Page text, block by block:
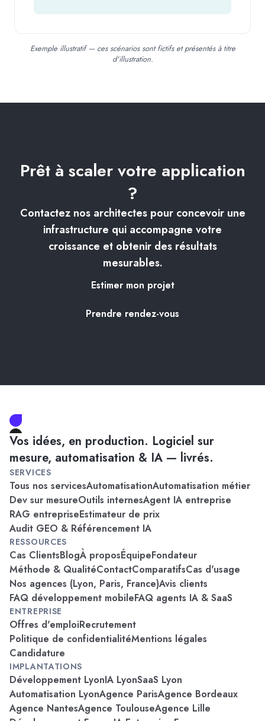
Exemple illustratif — ces scénarios sont fictifs et présentés à titre
d'illustration.
Prêt à scaler votre application
?
Contactez nos architectes pour concevoir une
infrastructure qui accompagne votre
croissance et obtenir des résultats
mesurables.
Estimer mon projet
Prendre rendez-vous
Vos idées, en production. Logiciel sur
mesure, automatisation & IA — livrés.
SERVICES
Tous nos servicesAutomatisationAutomatisation métier
Dev sur mesureOutils internesAgent IA entreprise
RAG entrepriseEstimateur de prix
Audit GEO & Référencement IA
RESSOURCES
Cas ClientsBlogÀ proposÉquipeFondateur
Méthode & QualitéContactComparatifsCas d'usage
Nos agences (Lyon, Paris, France)Avis clients
FAQ développement mobileFAQ agents IA & SaaS
ENTREPRISE
Offres d'emploiRecrutement
Politique de confidentialitéMentions légales
Candidature
IMPLANTATIONS
Développement LyonIA LyonSaaS Lyon
Automatisation LyonAgence ParisAgence Bordeaux
Agence NantesAgence ToulouseAgence Lille